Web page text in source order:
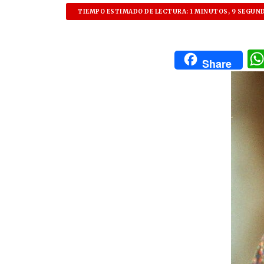
TIEMPO ESTIMADO DE LECTURA: 1 MINUTOS, 9
Share